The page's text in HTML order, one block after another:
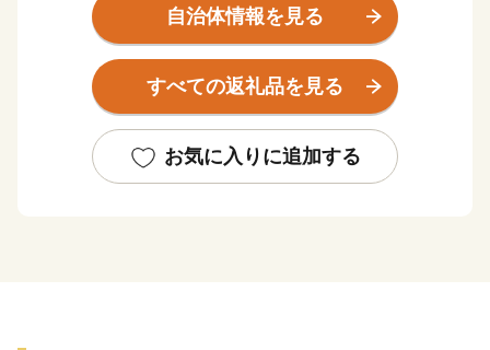
冬地(国の特別天然記念物に指定)や江戸時代、要衝の地
として薩摩藩最大の外城が置かれた、
出水麓武家屋敷群(国の重要伝統的建造物保存地区に選
定)などを有しており、往時の面影が今も残る「ツルと
自治体情報を見る
すべての返礼品を見る
お気に入りに追加する